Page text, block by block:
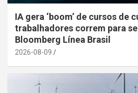
IA gera ‘boom’ de cursos de
trabalhadores correm para
Bloomberg Línea Brasil
2026-08-09